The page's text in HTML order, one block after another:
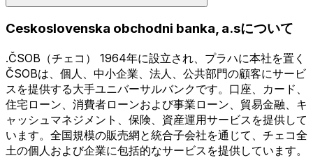
Ceskoslovenska obchodni banka, a.sについて
.ČSOB（チェコ） 1964年に設立され、プラハに本社を置く
ČSOBは、個人、中小企業、法人、公共部門の顧客にサービ
スを提供する大手ユニバーサルバンクです。口座、カード、
住宅ローン、消費者ローンおよび事業ローン、貿易金融、キ
ャッシュマネジメント、保険、資産運用サービスを提供して
います。全国規模の販売網と統合子会社を通じて、チェコ全
土の個人および企業に包括的なサービスを提供しています。